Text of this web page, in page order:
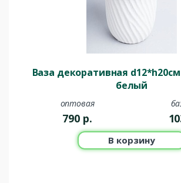
Ваза декоративная
белый
оптовая
790 р.
В корзину